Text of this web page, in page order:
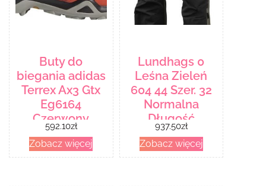
Buty do
biegania adidas
Terrex Ax3 Gtx
Eg6164
Czerwony
592.10zł
Zobacz więcej
Lundhags 0
Leśna Zieleń
604 44 Szer. 32
Normalna
Długość
937.50zł
Zobacz więcej